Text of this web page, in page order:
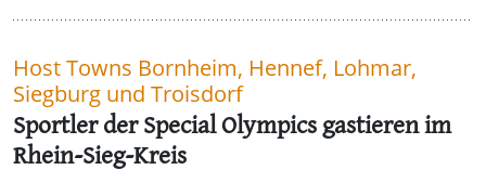
Host Towns Bornheim, Hennef, Lohmar,
Siegburg und Troisdorf
Sportler der Special Olympics gastieren im
Rhein-Sieg-Kreis